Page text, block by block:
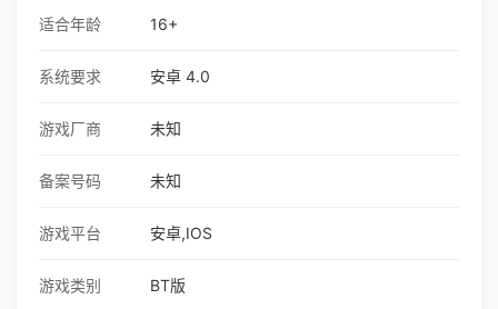
适合年龄 16+
系统要求 安卓 4.0
游戏厂商 未知
备案号码 未知
游戏平台 安卓,IOS
游戏类别 BT版